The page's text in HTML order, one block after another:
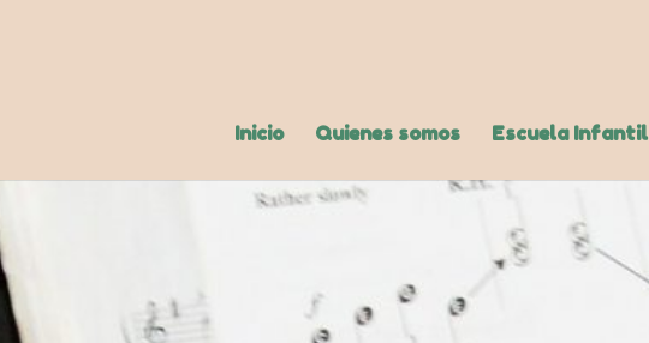
Inicio Quienes somos Escuela Infantil